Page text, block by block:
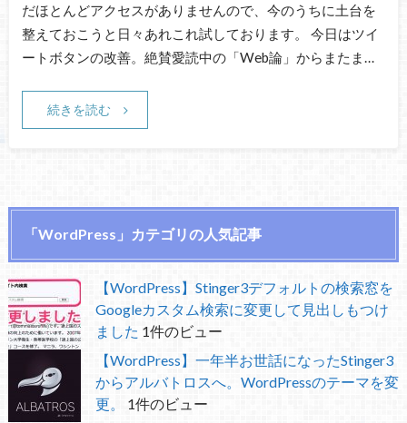
だほとんどアクセスがありませんので、今のうちに土台を
整えておこうと日々あれこれ試しております。 今日はツイ
ートボタンの改善。絶賛愛読中の「Web論」からまたま…
続きを読む
「WordPress」カテゴリの人気記事
【WordPress】Stinger3デフォルトの検索窓を
Googleカスタム検索に変更して見出しもつけ
ました 1件のビュー
【WordPress】一年半お世話になったStinger3
からアルバトロスへ。WordPressのテーマを変
更。
1件のビュー